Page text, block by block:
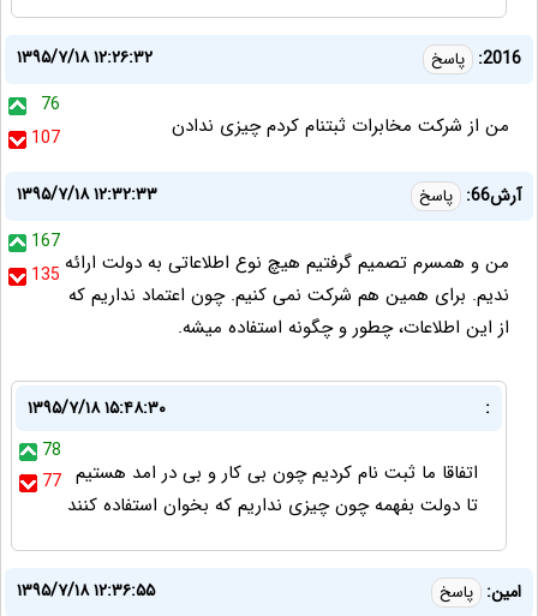
2016: پاسخ
۱۳۹۵/۷/۱۸ ۱۲:۲۶:۳۲
76
107
من از شرکت مخابرات ثبتنام کردم چیزی ندادن
آرش66: پاسخ
۱۳۹۵/۷/۱۸ ۱۲:۳۲:۳۳
167
135 من و همسرم تصمیم گرفتیم هیچ نوع اطلاعاتی به دولت ارائه
ندیم. برای همین هم شرکت نمی کنیم. چون اعتماد نداریم که
از این اطلاعات، چطور و چگونه استفاده میشه.
:
۱۳۹۵/۷/۱۸ ۱۵:۴۸:۳۰
78
77 اتفاقا ما ثبت نام کردیم چون بی کار و بی در امد هستیم
تا دولت بفهمه چون چیزی نداریم که بخوان استفاده کنند
امین: پاسخ
۱۳۹۵/۷/۱۸ ۱۲:۳۶:۵۵